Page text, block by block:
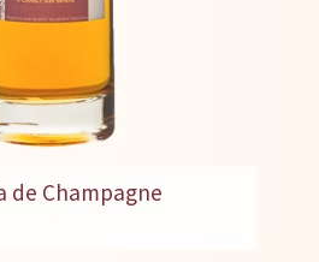
de Champagne